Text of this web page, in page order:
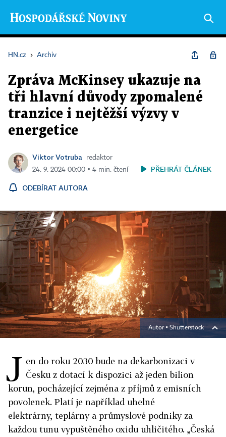
HN.cz › Archiv
Zpráva McKinsey ukazuje na
tři hlavní důvody zpomalené
tranzice i nejtěžší výzvy v
energetice
Viktor Votruba
redaktor
24. 9. 2024 00:00 ▪ 4 min. čtení
PŘEHRÁT ČLÁNEK
ODEBÍRAT AUTORA
Autor ▪Shutterstock
J en do roku 2030 bude na dekarbonizaci v
Česku z dotací k dispozici až jeden bilion
korun, pocházející zejména z příjmů z emisních
povolenek. Platí je například uhelné
elektrárny, teplárny a průmyslové podniky za
každou tunu vypuštěného oxidu uhličitého. „Česká